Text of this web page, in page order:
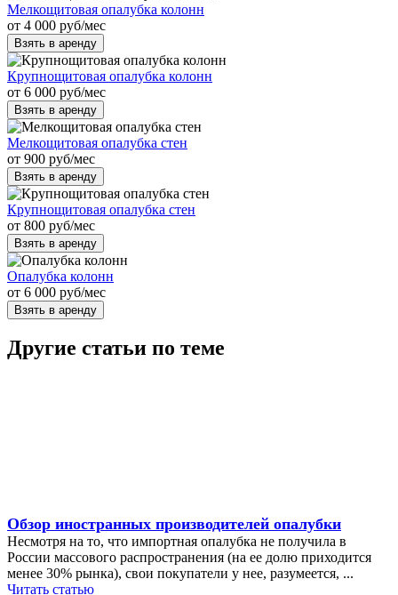
Мелкощитовая опалубка колонн
от 4 000 руб/мес
Взять в аренду
Крупнощитовая опалубка колонн
от 6 000 руб/мес
Взять в аренду
Мелкощитовая опалубка стен
от 900 руб/мес
Взять в аренду
Крупнощитовая опалубка стен
от 800 руб/мес
Взять в аренду
Опалубка колонн
от 6 000 руб/мес
Взять в аренду
Другие статьи по теме
Обзор иностранных производителей опалубки
Несмотря на то, что импортная опалубка не получила в
России массового распространения (на ее долю приходится
менее 30% рынка), свои покупатели у нее, разумеется, ...
Читать статью